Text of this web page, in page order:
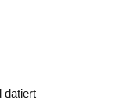
datiert